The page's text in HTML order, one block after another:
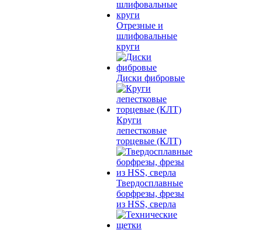
Отрезные и
шлифовальные
круги
Диски фибровые
Круги
лепестковые
торцевые (КЛТ)
Твердосплавные
борфрезы, фрезы
из HSS, сверла